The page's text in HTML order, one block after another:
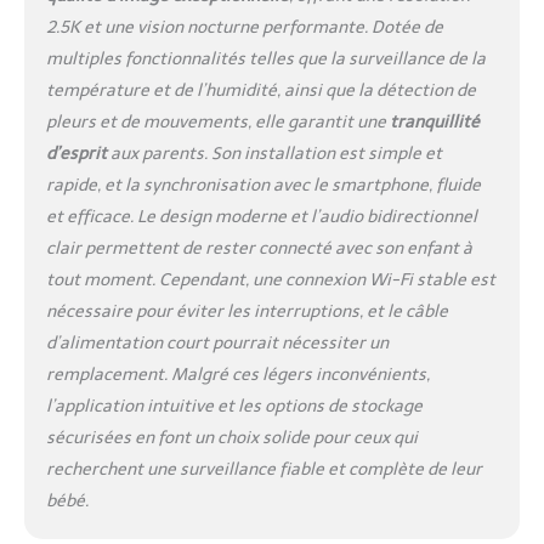
du visage, la position
allongée (couchée sur le
ventre), la température
ambiante et les zones
dangereuses grâce à des
capteurs avancés et un
algorithme
d’apprentissage
automatique. Recevez
immédiates sur votre
smartphone via
l’application dédiée pour
agir avant qu’un risque
ne survienne. 【Caméra
355° rotative avec zoom
4x et contrôle à
distance】Pivotez la
caméra sur 355°
2.5K et une vision nocturne performante. Dotée de
multiples fonctionnalités telles que la surveillance de la
température et de l’humidité, ainsi que la détection de
pleurs et de mouvements, elle garantit une tranquillité
d’espritaux parents. Son installation est simple et
rapide, et la synchronisation avec le smartphone, fluide
et efficace. Le design moderne et l’audio bidirectionnel
clair permettent de rester connecté avec son enfant à
tout moment. Cependant, une connexion Wi-Fi stable est
nécessaire pour éviter les interruptions, et le câble
d’alimentation court pourrait nécessiter un
remplacement. Malgré ces légers inconvénients,
l’application intuitive et les options de stockage
sécurisées en font un choix solide pour ceux qui
recherchent une surveillance fiable et complète de leur
bébé.